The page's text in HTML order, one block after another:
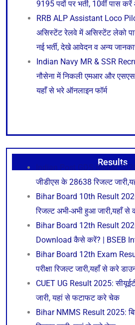
9195 पदों पर भर्ती, 10वीं पास
RRB ALP Assistant Loco
असिस्टेंट रेलवे में असिस्टेंट लेको
नई भर्ती, देखे आवेदन व अन्य
Indian Navy MR & SSR
नौसेना में निकली एमआर और
यहाँ से भरे ऑनलाइन फॉर्म
Results
Indian Post GDS Result
जीडीएस के 28638 रिजल्ट
Bihar Board 10th Result 2026:
रिजल्ट अभी-अभी हुआ जारी,यहाँ
Bihar Board 12th Result
Download कैसे करें? | BSEB
Bihar Board 12th Exam
परीक्षा रिजल्ट जारी,यहाँ से करे
CUET UG Result 2025:
जारी, यहां से फटाफट करे चेक
Bihar NMMS Result 2025: